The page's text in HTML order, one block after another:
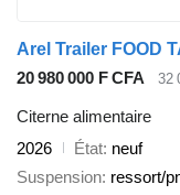
20 980 000 F CFA 32
Citerne alimentaire
2026
État neuf
Suspension ressort/